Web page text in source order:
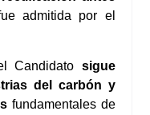
admitida por el
Candidato sigue
del carbón y
fundamentales de